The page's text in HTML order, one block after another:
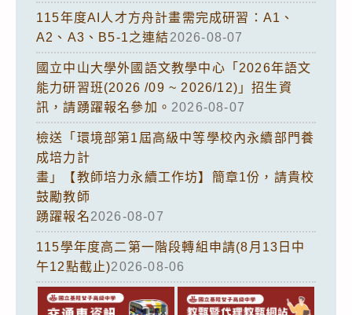
115年度AI人才方舟計畫需完成研習：A1、
A2、A3、B5-1之連結2026-08-07
國立中山大學外國語文教學中心「2026年語文
能力研習班(2026 /09 ~ 2026/12)」招生資
訊，請踴躍報名參加。 2026-08-07
檢送「環境部第1屆高級中等學校內永續部門養
成培力計
畫」【教師培力永續工作坊】簡章1份，請貴校
鼓勵教師
踴躍報名2026-08-07
115學年度高二第一階段轉組申請(8月13日中
午12點截止)2026-08-06